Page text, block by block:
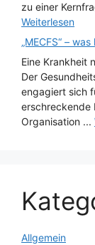
zu einer
Weiterlesen
„MECFS“ –
Eine Krankheit
Der
engagiert sich
erschreckende
Organisation ...
Allgemein